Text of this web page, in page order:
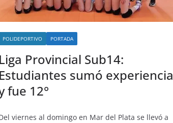
POLIDEPORTIVO PORTADA
Liga Provincial Sub14:
Estudiantes sumó experiencia
fue 12°
viernes al domingo en Mar del Plata se llevó a